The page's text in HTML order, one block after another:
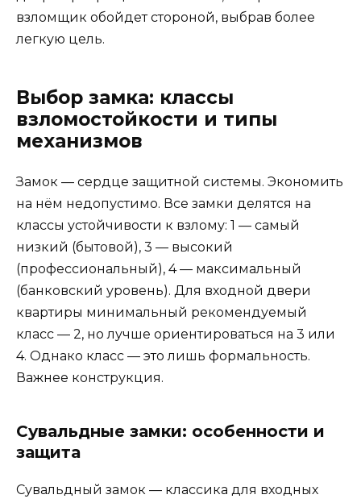
взломщик обойдет стороной, выбрав более
легкую цель.
Выбор замка: классы
взломостойкости и типы
механизмов
Замок — сердце защитной системы. Экономить
на нём недопустимо. Все замки делятся на
классы устойчивости к взлому: 1 — самый
низкий (бытовой), 3 — высокий
(профессиональный), 4 — максимальный
(банковский уровень). Для входной двери
квартиры минимальный рекомендуемый
класс — 2, но лучше ориентироваться на 3 или
4. Однако класс — это лишь формальность.
Важнее конструкция.
Сувальдные замки: особенности и
защита
Сувальдный замок — классика для входных